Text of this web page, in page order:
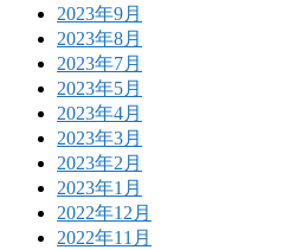
2023年9月
2023年8月
2023年7月
2023年5月
2023年4月
2023年3月
2023年2月
2023年1月
2022年12月
2022年11月